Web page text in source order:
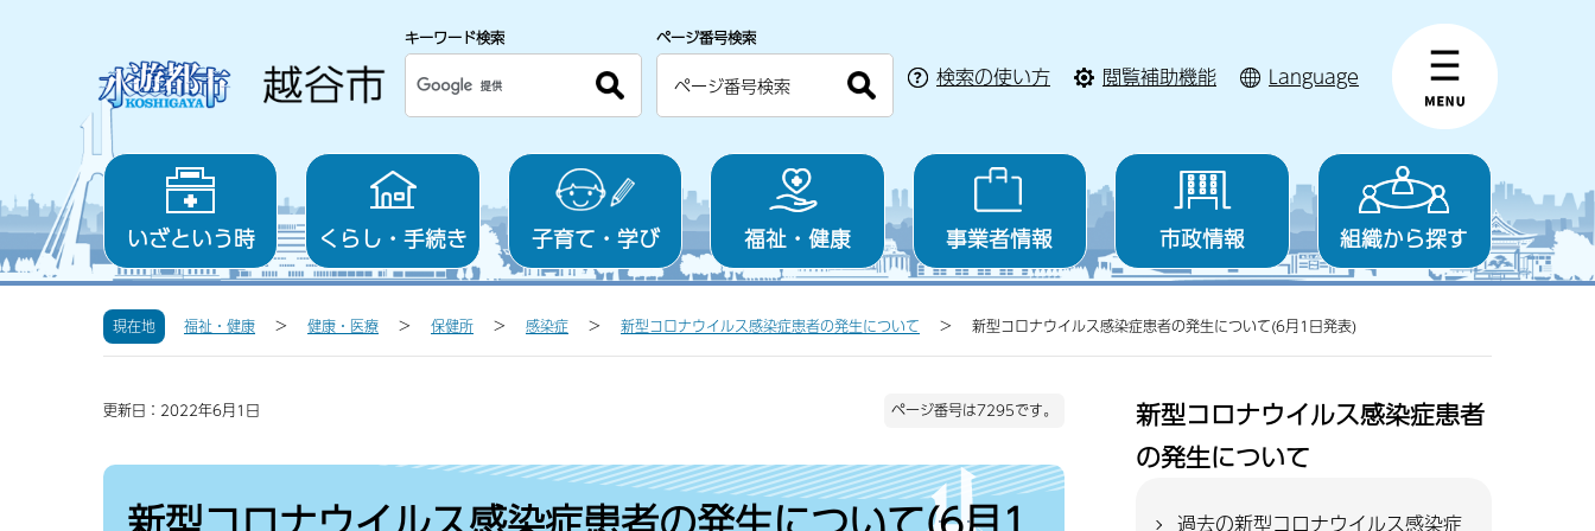
キーワード検索 ページ番号検索
検索の使い方 閲覧補助機能 Language
いざという時 くらし・手続き 子育て・学び 福祉・健康 事業者情報 市政情報 組織から探す
現在地 福祉・健康 健康・医療 保健所 感染症 新型コロナウイルス感染症患者の発生について 新型コロナウイルス感染症患者の発生について(6月1日発表)
更新日：2022年6月1日 ページ番号は7295です。
新型コロナウイルス感染症患者
の発生について
過去の新型コロナウイルス感染症